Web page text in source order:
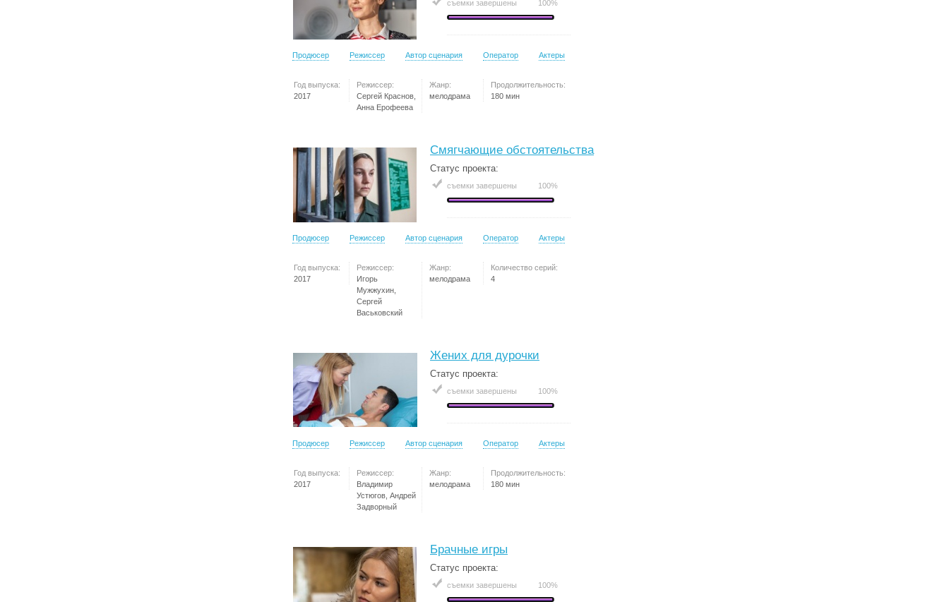
съемки завершены 100%
Продюсер Режиссер Автор сценария Оператор Актеры
Год выпуска:
2017
Режиссер:
Сергей Краснов,
Анна Ерофеева
Жанр:
мелодрама
Продолжительность:
180 мин
Смягчающие обстоятельства
Статус проекта:
съемки завершены 100%
Продюсер Режиссер Автор сценария Оператор Актеры
Год выпуска:
2017
Режиссер:
Игорь
Мужжухин,
Сергей
Васьковский
Жанр:
мелодрама
Количество серий:
4
Жених для дурочки
Статус проекта:
съемки завершены 100%
Продюсер Режиссер Автор сценария Оператор Актеры
Год выпуска:
2017
Режиссер:
Владимир
Устюгов, Андрей
Задворный
Жанр:
мелодрама
Продолжительность:
180 мин
Брачные игры
Статус проекта:
съемки завершены 100%